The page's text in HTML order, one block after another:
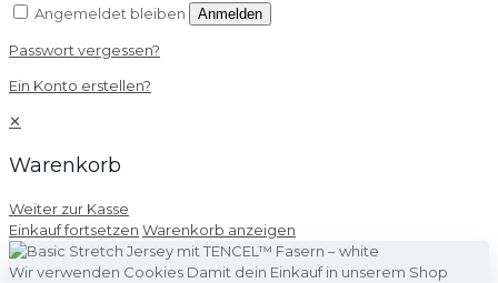
Angemeldet bleiben Anmelden
Passwort vergessen?
Ein Konto erstellen?
✕
Warenkorb
Weiter zur Kasse
Einkauf fortsetzen Warenkorb anzeigen
Wir verwenden Cookies Damit dein Einkauf in unserem Shop